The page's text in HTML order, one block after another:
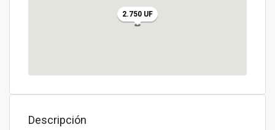
2.750 UF
Descripción